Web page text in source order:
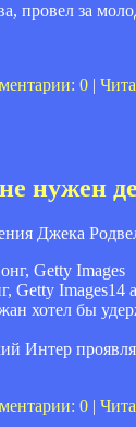
провел за
0 |
нужен
Джека
Getty Images14
хотел бы
Интер
0